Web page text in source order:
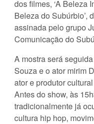
dos filmes, ‘A Beleza
Beleza do Subúrbio’,
assinada pelo grupo
Comunicação do
A mostra será
Souza e o ator mirim
ator e produtor
Antes do show, às
tradicionalmente já
cultura hip hop,